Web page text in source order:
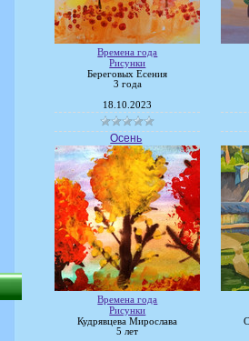
Времена года
Рисунки
Береговых Есения
3 года
18.10.2023
Осень
Времена года
Рисунки
Кудрявцева Мирослава
5 лет